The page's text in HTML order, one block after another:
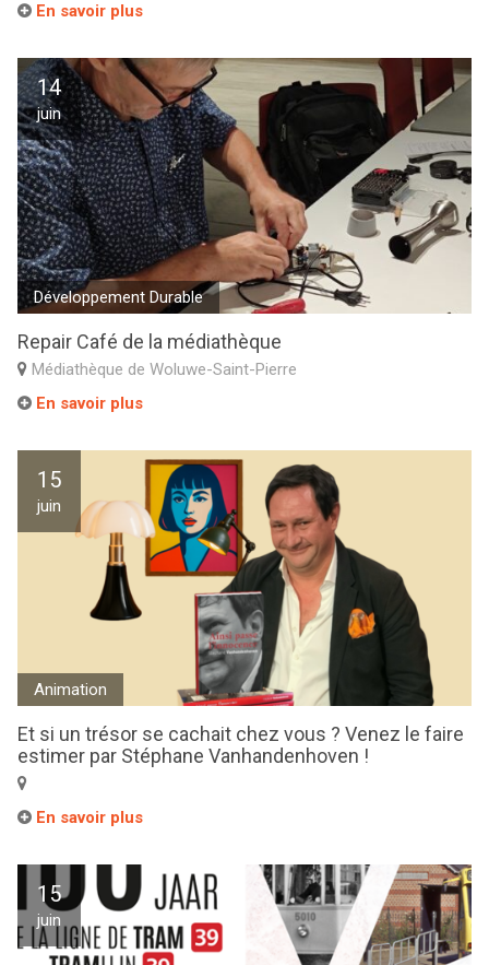
En savoir plus
14
juin
Développement Durable
Repair Café de la médiathèque
Médiathèque de Woluwe-Saint-Pierre
En savoir plus
15
juin
Animation
Et si un trésor se cachait chez vous ? Venez le faire
estimer par Stéphane Vanhandenhoven !
En savoir plus
15
juin